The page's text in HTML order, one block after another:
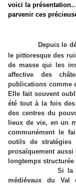
voici la
parvenir ces
Depuis le
le pittoresque des
de masse qui les
affective des
publications comme
Elle fait souvent
été tout à la fois
des centres du
lieux de vie, en un
communément le
outils de stratégies
prosaïquement
longtemps
Si la fonction
médiévaux du Val